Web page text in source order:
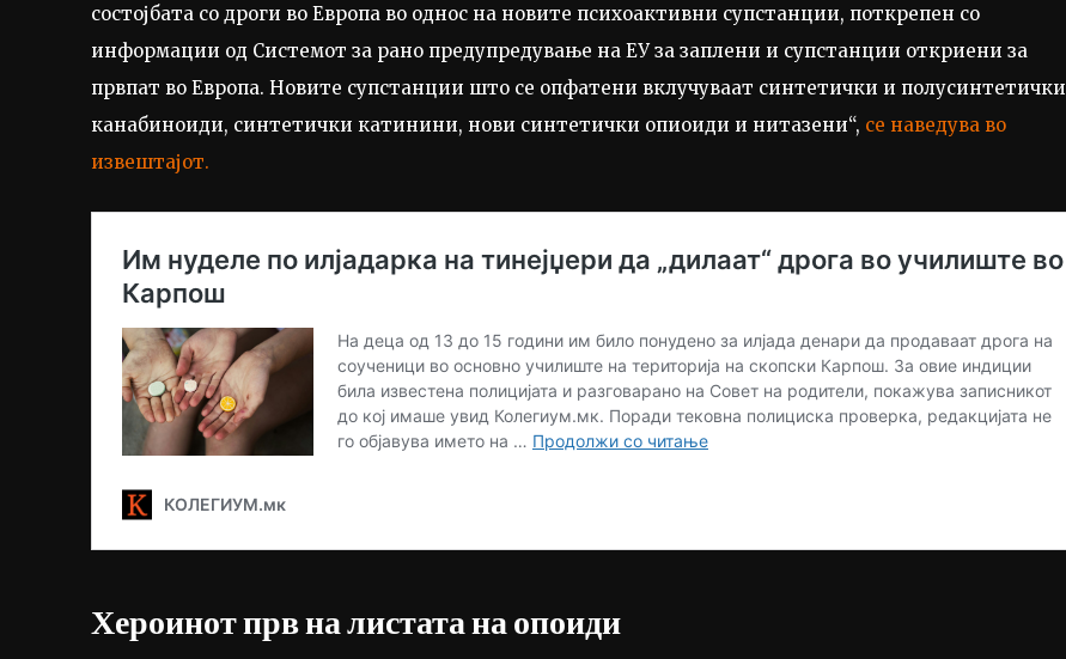
состојбата со дроги во Европа во однос на новите психоактивни супстанции, поткрепен со
информации од Системот за рано предупредување на ЕУ за заплени и супстанции откриени за
првпат во Европа. Новите супстанции што се опфатени вклучуваат синтетички и полусинтетички
канабиноиди, синтетички катинини, нови синтетички опиоиди и нитазени“, се наведува во
извештајот.
Хероинот прв на листата на опоиди